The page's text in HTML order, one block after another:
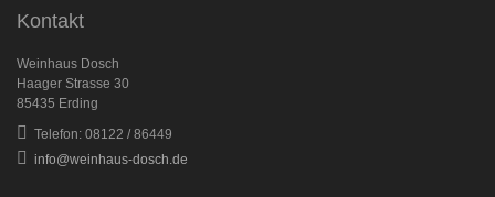
Kontakt
Weinhaus Dosch
Haager Strasse 30
85435 Erding
Telefon: 08122 / 86449
info@weinhaus-dosch.de